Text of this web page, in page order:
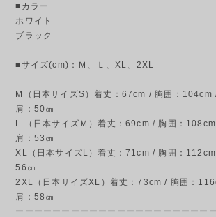
■カラー
ホワイト
ブラック
■サイズ(cm)：Ｍ、Ｌ、XL、2XL
M（日本サイズS）着丈：67cm / 胸囲：
肩：50㎝
L （日本サイズＭ）着丈：69cm / 胸囲：
肩：53㎝
XL（日本サイズL）着丈：71cm / 胸囲：
56㎝
2XL（日本サイズXL）着丈：73cm / 胸囲：
肩：58㎝
ーーーーーーーーーーーーーーーーーーーーー